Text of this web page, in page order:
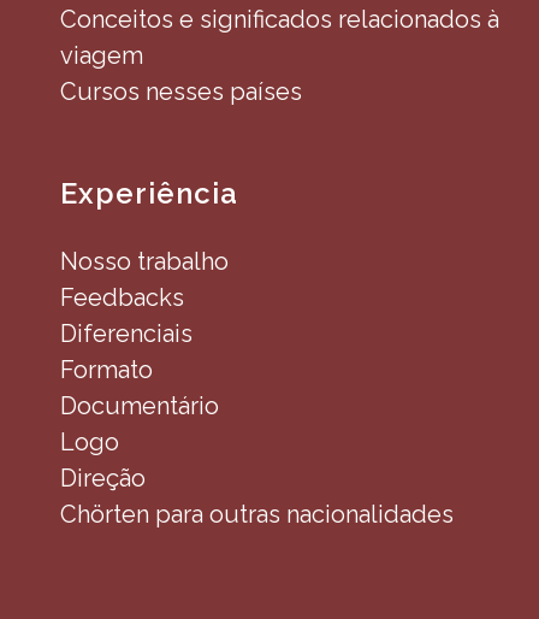
Conceitos e significados relacionados à
viagem
Cursos nesses países
Experiência
Nosso trabalho
Feedbacks
Diferenciais
Formato
Documentário
Logo
Direção
Chörten para outras nacionalidades